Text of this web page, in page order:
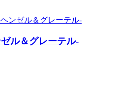
ル＆グレーテル-